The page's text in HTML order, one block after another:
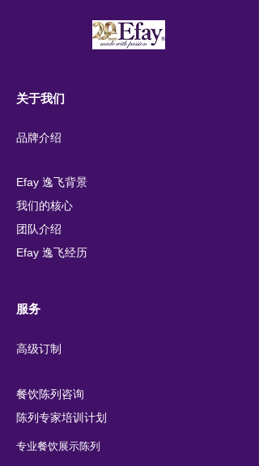
关于我们
品牌介绍
Efay 逸飞背景
我们的核心
团队介绍
Efay 逸飞经历
服务
高级订制
餐饮陈列咨询
陈列专家培训计划
专业餐饮展示陈列